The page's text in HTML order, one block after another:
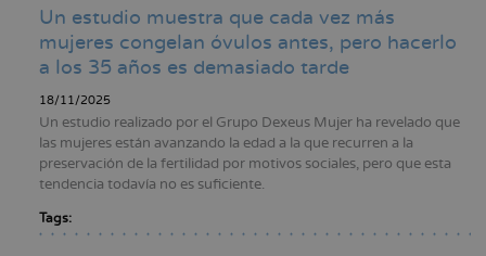
Un estudio muestra que cada vez más
mujeres congelan óvulos antes, pero hacerlo
a los 35 años es demasiado tarde
18/11/2025
Un estudio realizado por el Grupo Dexeus Mujer ha revelado que
las mujeres están avanzando la edad a la que recurren a la
preservación de la fertilidad por motivos sociales, pero que esta
tendencia todavía no es suficiente.
Tags: